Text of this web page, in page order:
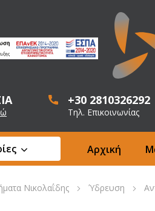
+30 2810326292
Τηλ. Επικοινωνίας
Αρχική
Νικολαΐδης Ύδρευση